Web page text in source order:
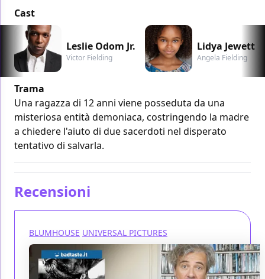
Cast
Leslie Odom Jr.
Victor Fielding
Lidya Jewett
Angela Fielding
Trama
Una ragazza di 12 anni viene posseduta da una
misteriosa entità demoniaca, costringendo la madre
a chiedere l'aiuto di due sacerdoti nel disperato
tentativo di salvarla.
Recensioni
BLUMHOUSE UNIVERSAL PICTURES